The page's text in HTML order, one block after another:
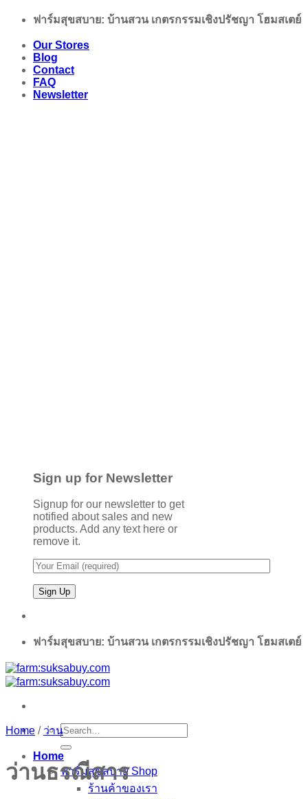
Skip
content
ฟาร์มสุขสบาย: บ้านสวน เกตรกรรมเชิงปรัชญา โฮมสเตย์
Our Stores
Blog
Contact
FAQ
Newsletter
Sign up for Newsletter
Signup for our newsletter to get
notified about sales and new
products. Add any text here or
remove it.
ฟาร์มสุขสบาย: บ้านสวน เกตรกรรมเชิงปรัชญา โฮมสเตย์
Search
for:
Home
ฟาร์มสุขสบาย Shop
ร้านค้าของเรา
Home / ว่าน
ว่านธรณีสาร